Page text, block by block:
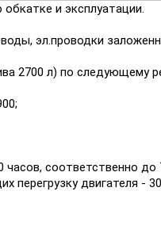
и эксплуатации.
эл.проводки
2700 л) по следующему
соответственно до
перегрузку двигателя -